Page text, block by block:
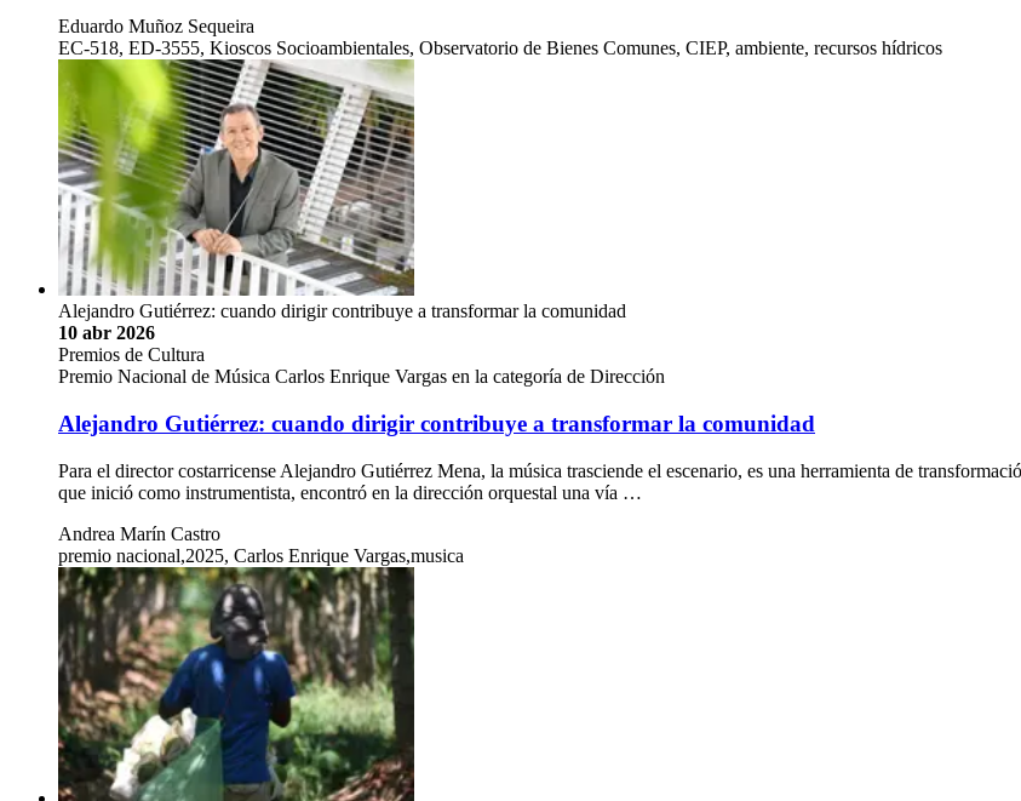
Eduardo Muñoz Sequeira
EC-518, ED-3555, Kioscos Socioambientales, Observatorio de Bienes Comunes, CIEP, ambiente, recursos hídricos
Alejandro Gutiérrez: cuando dirigir contribuye a transformar la comunidad
10 abr 2026
Premios de Cultura
Premio Nacional de Música Carlos Enrique Vargas en la categoría de Dirección
Alejandro Gutiérrez: cuando dirigir contribuye a transformar la comunidad
Para el director costarricense Alejandro Gutiérrez Mena, la música trasciende el escenario, es una herramienta de
que inició como instrumentista, encontró en la dirección orquestal una vía …
Andrea Marín Castro
premio nacional,2025, Carlos Enrique Vargas,musica